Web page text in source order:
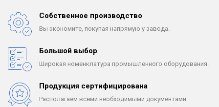
Собственное производство
Вы экономите, покупая напрямую у завода.
Большой выбор
Широкая номенклатура промышленного оборудования.
Продукция сертифицирована
Располагаем всеми необходимыми документами.